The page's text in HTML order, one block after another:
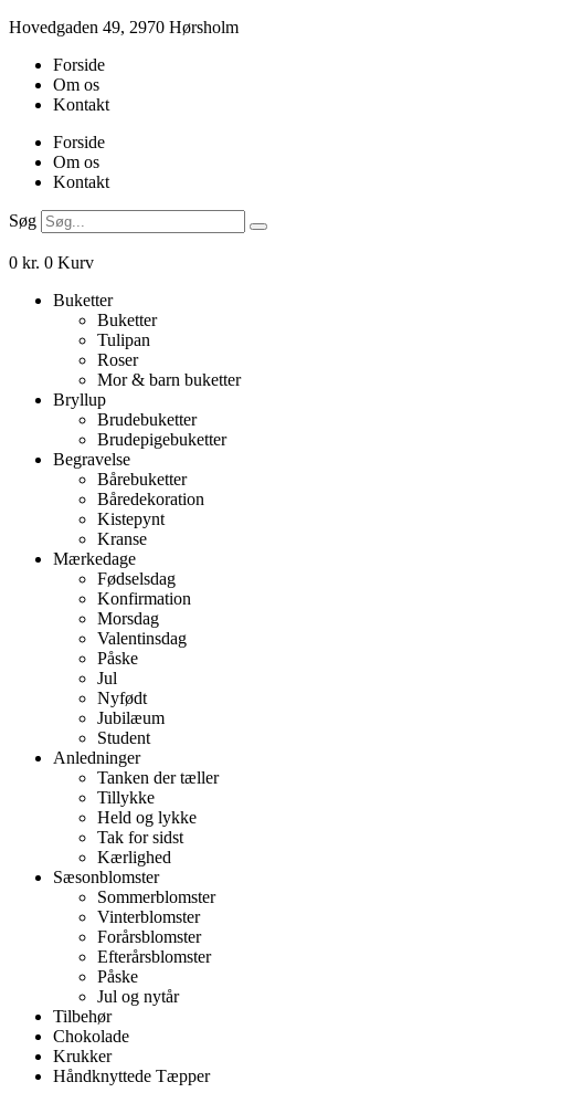
Videre
indhold
Hovedgaden 49, 2970 Hørsholm
Forside
Om os
Kontakt
Forside
Om os
Kontakt
Søg
0 kr. 0 Kurv
Buketter
Buketter
Tulipan
Roser
Mor & barn buketter
Bryllup
Brudebuketter
Brudepigebuketter
Begravelse
Bårebuketter
Båredekoration
Kistepynt
Kranse
Mærkedage
Fødselsdag
Konfirmation
Morsdag
Valentinsdag
Påske
Jul
Nyfødt
Jubilæum
Student
Anledninger
Tanken der tæller
Tillykke
Held og lykke
Tak for sidst
Kærlighed
Sæsonblomster
Sommerblomster
Vinterblomster
Forårsblomster
Efterårsblomster
Påske
Jul og nytår
Tilbehør
Chokolade
Krukker
Håndknyttede Tæpper